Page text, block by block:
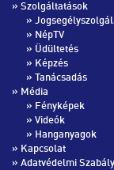
» Szolgáltatások
»
» NépTV
» Üdültetés
» Képzés
» Tanácsadás
» Média
» Fényképek
» Videók
» Hanganyagok
» Kapcsolat
» Adatvédelmi